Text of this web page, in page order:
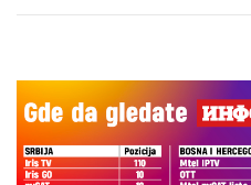
više od 100